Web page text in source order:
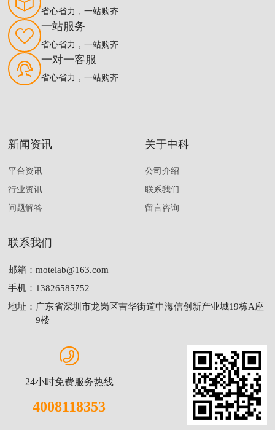
省心省力，一站购齐
一站服务
省心省力，一站购齐
一对一客服
省心省力，一站购齐
新闻资讯
平台资讯
行业资讯
问题解答
关于中科
公司介绍
联系我们
留言咨询
联系我们
邮箱：motelab@163.com
手机： 13826585752
地址： 广东省深圳市龙岗区吉华街道中海信创新产业城19栋A座
9楼
24小时免费服务热线
4008118353